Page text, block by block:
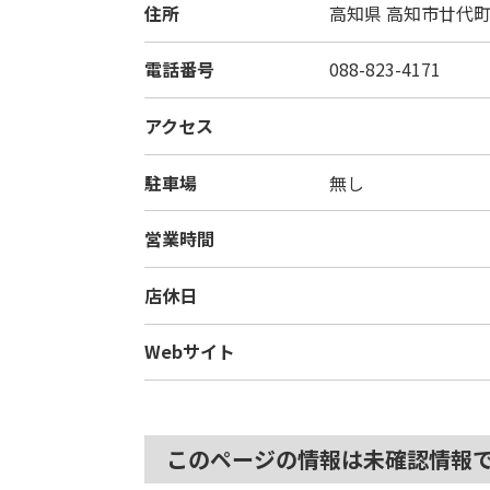
住所 高知県 高知市廿代
電話番号 088-823-4171
アクセス
駐車場 無し
営業時間
店休日
Webサイト
このページの情報は未確認情報で